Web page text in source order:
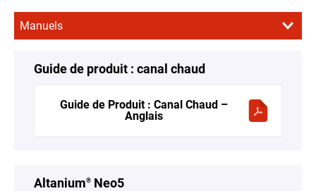
Guide de produit : canal chaud
Guide de Produit : Canal Chaud –
Anglais
Altanium® Neo5